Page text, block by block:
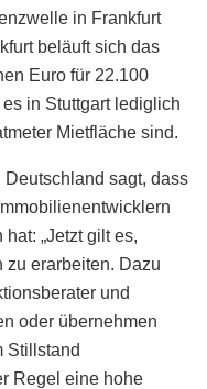
in Frankfurt
beläuft sich das
Euro für 22.100
in Stuttgart lediglich
Mietfläche sind.
sagt, dass
„Jetzt gilt es,
erarbeiten. Dazu
und
oder übernehmen
Stillstand
Regel eine hohe